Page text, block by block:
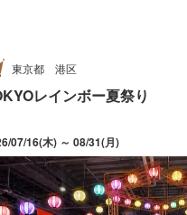
東京都 港区
レインボー夏祭り
07/16(木) ～ 08/31(月)